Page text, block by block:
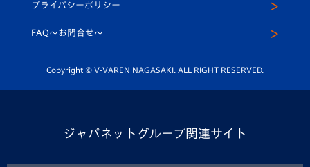
平和祈念活動
ホームタウン活動
スクール
公式LINE＠
プライバシーポリシー
FAQ〜お問合せ〜
Copyright © V-VAREN NAGASAKI. ALL RIGHT RESERVED.
ジャパネットグループ関連サイト